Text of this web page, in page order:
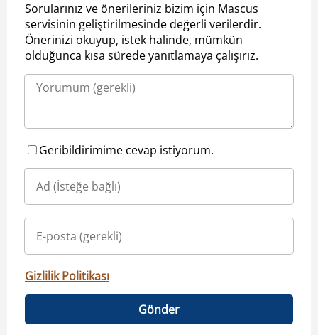
Sorularınız ve önerileriniz bizim için Mascus
servisinin geliştirilmesinde değerli verilerdir.
Önerinizi okuyup, istek halinde, mümkün
olduğunca kısa sürede yanıtlamaya çalışırız.
Geribildirimime cevap istiyorum.
Gizlilik Politikası
Gönder